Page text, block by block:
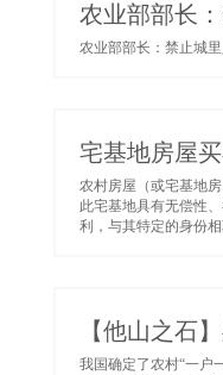
农业部部长
农业部部长：禁止城
宅基地房屋
农村房屋（或宅基地
此宅基地具有无偿性
利，与其特定的身份
【他山之石
我国确定了农村“一户